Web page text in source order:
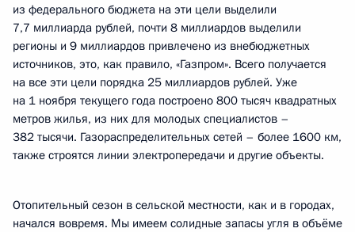
из федерального бюджета на эти цели выделили
7,7 миллиарда рублей, почти 8 миллиардов выделили
регионы и 9 миллиардов привлечено из внебюджетных
источников, это, как правило, «Газпром». Всего получается
на все эти цели порядка 25 миллиардов рублей. Уже
на 1 ноября текущего года построено 800 тысяч квадратных
метров жилья, из них для молодых специалистов –
382 тысячи. Газораспределительных сетей – более 1600 км,
также строятся линии электропередачи и другие объекты.
Отопительный сезон в сельской местности, как и в городах,
начался вовремя. Мы имеем солидные запасы угля в объёме